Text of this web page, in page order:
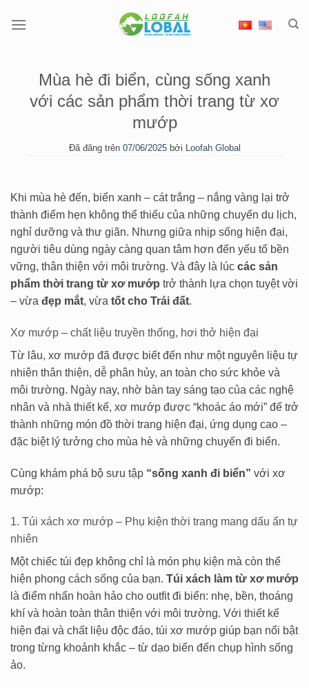
đến
Mùa hè đi biển, cùng sống xanh
với các sản phẩm thời trang từ xơ
mướp
Đã đăng trên 07/06/2025 bởi Loofah Global
Khi mùa hè đến, biển xanh – cát trắng – nắng vàng lại trở
thành điểm hẹn không thể thiếu của những chuyến du lịch,
nghỉ dưỡng và thư giãn. Nhưng giữa nhịp sống hiện đại,
người tiêu dùng ngày càng quan tâm hơn đến yếu tố bền
vững, thân thiện với môi trường. Và đây là lúc các sản
phẩm thời trang từ xơ mướp trở thành lựa chọn tuyệt vời
– vừa đẹp mắt, vừa tốt cho Trái đất.
Xơ mướp – chất liệu truyền thống, hơi thở hiện đại
Từ lâu, xơ mướp đã được biết đến như một nguyên liệu tự
nhiên thân thiện, dễ phân hủy, an toàn cho sức khỏe và
môi trường. Ngày nay, nhờ bàn tay sáng tạo của các nghệ
nhân và nhà thiết kế, xơ mướp được “khoác áo mới” để trở
thành những món đồ thời trang hiện đại, ứng dụng cao –
đặc biệt lý tưởng cho mùa hè và những chuyến đi biển.
Cùng khám phá bộ sưu tập “sống xanh đi biển” với xơ
mướp:
1. Túi xách xơ mướp – Phụ kiện thời trang mang dấu ấn tự
nhiên
Một chiếc túi đẹp không chỉ là món phụ kiện mà còn thể
hiện phong cách sống của bạn. Túi xách làm từ xơ mướp
là điểm nhấn hoàn hảo cho outfit đi biển: nhẹ, bền, thoáng
khí và hoàn toàn thân thiện với môi trường. Với thiết kế
hiện đại và chất liệu độc đáo, túi xơ mướp giúp bạn nổi bật
trong từng khoảnh khắc – từ dạo biển đến chụp hình sống
ảo.